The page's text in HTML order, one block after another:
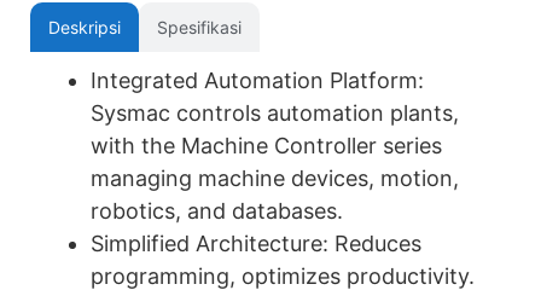
Deskripsi Spesifikasi
Integrated Automation Platform:
Sysmac controls automation plants,
with the Machine Controller series
managing machine devices, motion,
robotics, and databases.
Simplified Architecture: Reduces
programming, optimizes productivity.